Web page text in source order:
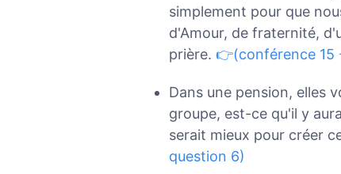
simplement pour que
d'Amour, de fraternité,
prière. 👉(conférence 15
Dans une pension, elles
groupe, est-ce qu'il y
serait mieux pour créer
question 6)